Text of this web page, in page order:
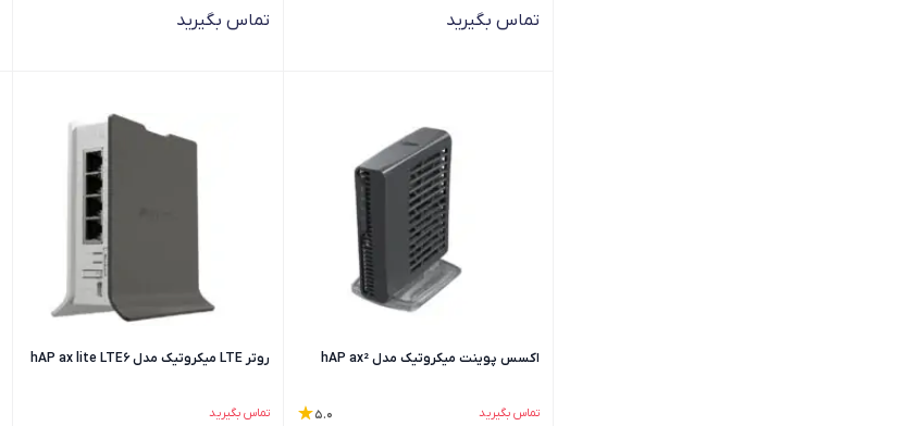
تماس بگیرید تماس بگیرید
اکسس پوینت میکروتیک مدل hAP ax²
تماس بگیرید 5.0
روتر LTE میکروتیک مدل hAP ax lite LTE6
تماس بگیرید